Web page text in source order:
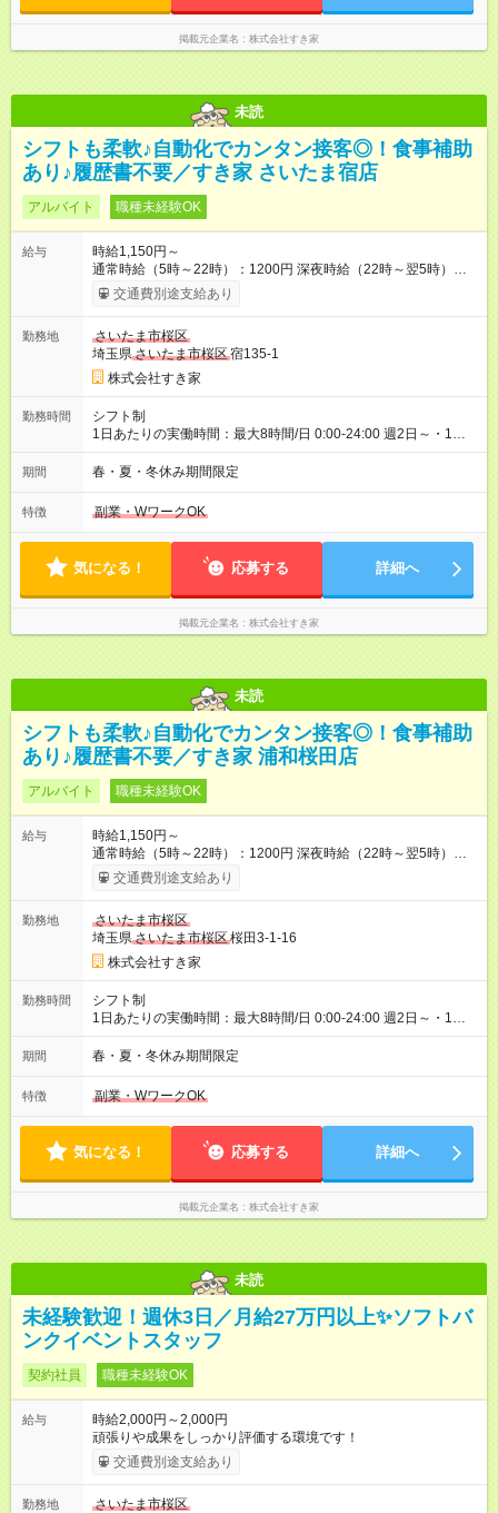
掲載元企業名 株式会社すき家
未読
シフトも柔軟♪自動化でカンタン接客◎！食事補助
あり♪履歴書不要／すき家 さいたま宿店
アルバイト 職種未経験OK
給与
時給1,150円～
通常時給（5時～22時）：1200円 深夜時給（22時～翌5時）：
1500円 高校生時給：1150円 【特別手当】早朝手当（5：00-9：
00）時給+150円 【試用期間】試用期間あり 試用期間の長さ：1
30日（※条件変更なし）ですが、切り上げで一ヶ月とさせてい
ただきます。 研修制度あり：15時間(研修中も同時給）
交通費別途支給あり
勤務地
さいたま市桜区
埼玉県さいたま市桜区宿135-1
株式会社すき家
勤務時間
シフト制
1日あたりの実働時間：最大8時間/日 0:00-24:00 週2日～・1日
2h～OK ＜シフト例＞ 〇朝帯 5:00-9:00 〇昼帯 9:00-14:00 〇午
後帯 14:00-18:00 〇夜帯 18:00-22:00 〇深夜帯 22:00-翌5:00 基
ます♪
期間 春・夏・冬休み期間限定
特徴 副業・WワークOK
気になる！ 応募する 詳細へ
掲載元企業名 株式会社すき家
未読
シフトも柔軟♪自動化でカンタン接客◎！食事補助
あり♪履歴書不要／すき家 浦和桜田店
アルバイト 職種未経験OK
給与
時給1,150円～
通常時給（5時～22時）：1200円 深夜時給（22時～翌5時）：
1500円 高校生時給：1150円 【特別手当】早朝手当（5：00-9：
00）時給+150円 【試用期間】試用期間あり 試用期間の長さ：1
30日（※条件変更なし）ですが、切り上げで一ヶ月とさせてい
ただきます。 研修制度あり：15時間(研修中も同時給）
交通費別途支給あり
勤務地
さいたま市桜区
埼玉県さいたま市桜区桜田3-1-16
株式会社すき家
勤務時間
シフト制
1日あたりの実働時間：最大8時間/日 0:00-24:00 週2日～・1日
2h～OK ＜シフト例＞ 〇朝帯 5:00-9:00 〇昼帯 9:00-14:00 〇午
後帯 14:00-18:00 〇夜帯 18:00-22:00 〇深夜帯 22:00-翌5:00 基
ます♪
期間 春・夏・冬休み期間限定
特徴 副業・WワークOK
気になる！ 応募する 詳細へ
掲載元企業名 株式会社すき家
未読
未経験歓迎！週休3日／月給27万円以上✨ソフトバ
ンクイベントスタッフ
契約社員 職種未経験OK
給与
時給2,000円～2,000円
頑張りや成果をしっかり評価する環境です！
交通費別途支給あり
勤務地
さいたま市桜区